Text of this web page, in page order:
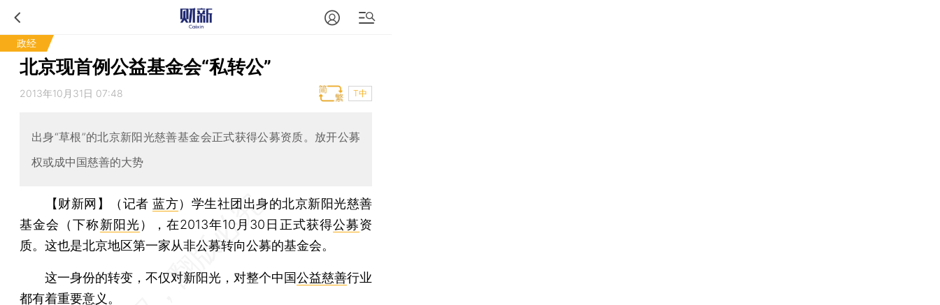
政经
北京现首例公益基金会“私转公”
2013年10月31日 07:48 T中
出身“草根”的北京新阳光慈善基金会正式获得公募资质。放开公募
权或成中国慈善的大势
【财新网】（记者蓝方） 学生社团出身的北京新阳光慈善
基金会（下称新阳光），在2013年10月30日正式获得公募资
质。这也是北京地区第一家从非公募转向公募的基金会。
这一身份的转变，不仅对新阳光，对整个中国公益慈善行业
都有着重要意义。